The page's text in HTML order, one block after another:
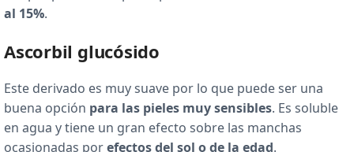
al 15%.
Ascorbil glucósido
Este derivado es muy suave por lo que puede ser una
buena opción para las pieles muy sensibles. Es soluble
en agua y tiene un gran efecto sobre las manchas
ocasionadas porefectos del sol o de la edad.